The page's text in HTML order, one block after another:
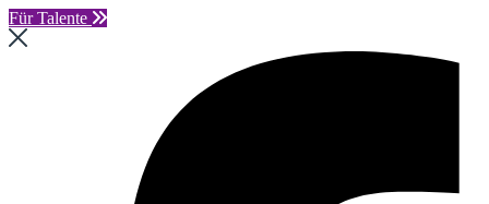
Für Talente